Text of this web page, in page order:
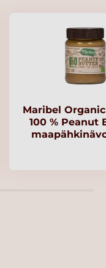
Maribel
100 % Peanut